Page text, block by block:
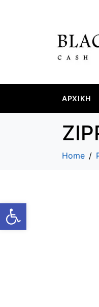
Ανοίξτε τη γραμμή εργαλείων
ΑΡΧΙΚΉ
Home